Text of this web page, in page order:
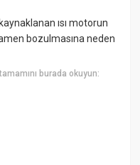
ısı motorun
bozulmasına neden
burada okuyun: